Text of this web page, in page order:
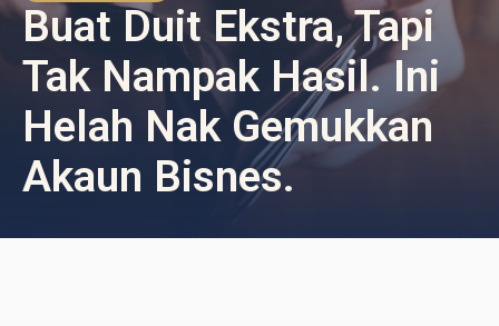
Buat Duit Ekstra, Tapi
Tak Nampak Hasil. Ini
Helah Nak Gemukkan
Akaun Bisnes.